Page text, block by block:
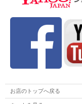
お店のトップへ戻る